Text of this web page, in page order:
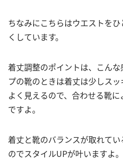
ちなみにこちらはウエストを
くしています。
着丈調整のポイントは、こん
プの靴のときは着丈は少しス
よく見えるので、合わせる靴
ですよ。
着丈と靴のバランスが取れて
のでスタイルUPが叶いますよ。